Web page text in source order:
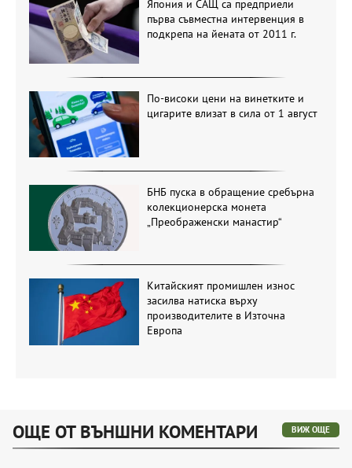
Япония и САЩ са предприели
първа съвместна интервенция в
подкрепа на йената от 2011 г.
По-високи цени на винетките и
цигарите влизат в сила от 1 август
БНБ пуска в обращение сребърна
колекционерска монета
„Преображенски манастир“
Китайският промишлен износ
засилва натиска върху
производителите в Източна
Европа
ОЩЕ ОТ ВЪНШНИ КОМЕНТАРИ ВИЖ ОЩЕ